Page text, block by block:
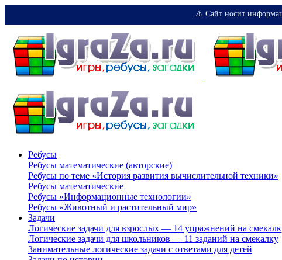
⚠️ Сайт носит
Ребусы
Ребусы математические (авторские)
Ребусы по теме «История развития вычислительной техники»
Ребусы математические
Ребусы «Информационные технологии»
Ребусы «Животный и растительный мир»
Задачи
Логические задачи для взрослых — 14 упражнений на
Логические задачи для школьников — 11 заданий на смекалку
Занимательные логические задачи с ответами для детей